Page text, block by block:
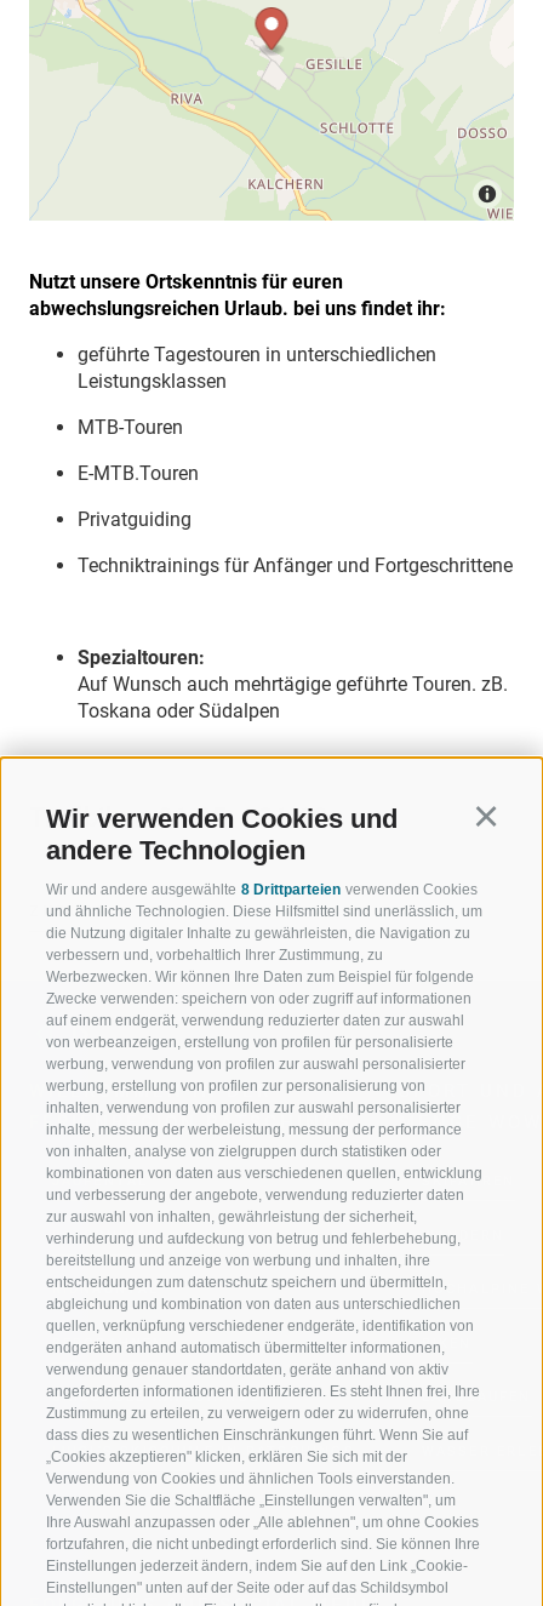
Wir verwenden Cookies und
andere Technologien
Wir und andere ausgewählte 8 Drittparteien verwenden Cookies
und ähnliche Technologien. Diese Hilfsmittel sind unerlässlich, um
die Nutzung digitaler Inhalte zu gewährleisten, die Navigation zu
verbessern und, vorbehaltlich Ihrer Zustimmung, zu
Werbezwecken. Wir können Ihre Daten zum Beispiel für folgende
Zwecke verwenden: speichern von oder zugriff auf informationen
auf einem endgerät, verwendung reduzierter daten zur auswahl
von werbeanzeigen, erstellung von profilen für personalisierte
werbung, verwendung von profilen zur auswahl personalisierter
werbung, erstellung von profilen zur personalisierung von
inhalten, verwendung von profilen zur auswahl personalisierter
inhalte, messung der werbeleistung, messung der performance
von inhalten, analyse von zielgruppen durch statistiken oder
kombinationen von daten aus verschiedenen quellen, entwicklung
und verbesserung der angebote, verwendung reduzierter daten
zur auswahl von inhalten, gewährleistung der sicherheit,
verhinderung und aufdeckung von betrug und fehlerbehebung,
bereitstellung und anzeige von werbung und inhalten, ihre
entscheidungen zum datenschutz speichern und übermitteln,
abgleichung und kombination von daten aus unterschiedlichen
quellen, verknüpfung verschiedener endgeräte, identifikation von
endgeräten anhand automatisch übermittelter informationen,
verwendung genauer standortdaten, geräte anhand von aktiv
angeforderten informationen identifizieren. Es steht Ihnen frei, Ihre
Zustimmung zu erteilen, zu verweigern oder zu widerrufen, ohne
dass dies zu wesentlichen Einschränkungen führt. Wenn Sie auf
„Cookies akzeptieren" klicken, erklären Sie sich mit der
Verwendung von Cookies und ähnlichen Tools einverstanden.
Verwenden Sie die Schaltfläche „Einstellungen verwalten", um
Ihre Auswahl anzupassen oder „Alle ablehnen", um ohne Cookies
fortzufahren, die nicht unbedingt erforderlich sind. Sie können Ihre
Einstellungen jederzeit ändern, indem Sie auf den Link „Cookie-
Einstellungen" unten auf der Seite oder auf das Schildsymbol
Nutzt unsere Ortskenntnis für euren
abwechslungsreichen Urlaub. bei uns findet ihr:
geführte Tagestouren in unterschiedlichen
Leistungsklassen
MTB-Touren
E-MTB.Touren
Privatguiding
Techniktrainings für Anfänger und Fortgeschrittene
Spezialtouren:
Auf Wunsch auch mehrtägige geführte Touren. zB.
Toskana oder Südalpen
Trailbiker:01.05. - 31.10.
ZURÜCK
WILLKOMMEN IN DER
FERIENREGION RATSCHINGS
JAUFENTAL
RATSCHINGS
RIDNAUNTAL
BERGBAHNEN
SKISCHULE RATSCHINGS
LUISL'S SKISCHULE IN RATSCHINGS
SPORT UND
MENGE
SKIFAHREN
WANDERN
HOCHALPINE
BIKEN
LANGLAUFEN